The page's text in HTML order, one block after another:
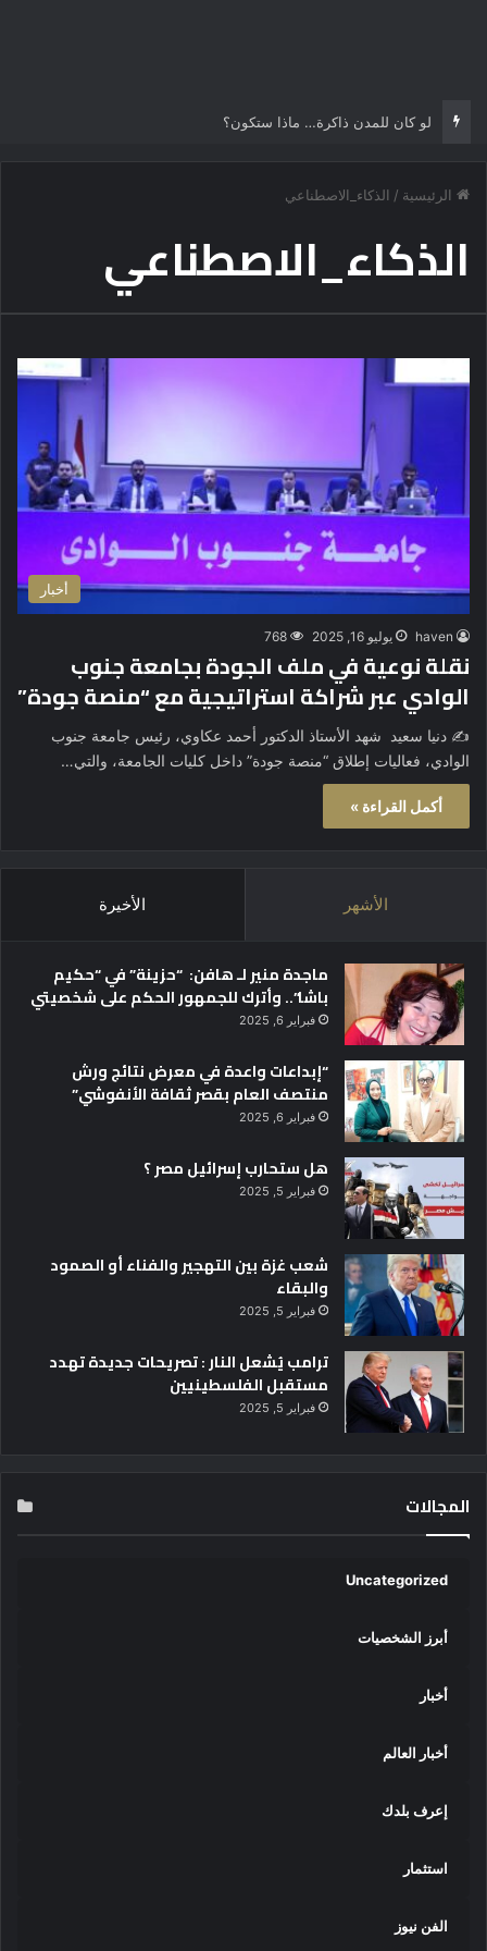
لو كان للمدن ذاكرة… ماذا ستكون؟
الرئيسية / الذكاء_الاصطناعي
الذكاء_الاصطناعي
أخبار
haven يوليو 16, 2025 768
نقلة نوعية في ملف الجودة بجامعة جنوب
الوادي عبر شراكة استراتيجية مع “منصة جودة”
✍️ دنيا سعيد شهد الأستاذ الدكتور أحمد عكاوي، رئيس جامعة جنوب
الوادي، فعاليات إطلاق “منصة جودة” داخل كليات الجامعة، والتي…
أكمل القراءة »
الأشهر الأخيرة
ماجدة منير لـ هافن: “حزينة” في “حكيم
باشا”.. وأترك للجمهور الحكم على شخصيتي
فبراير 6, 2025
“إبداعات واعدة في معرض نتائج ورش
منتصف العام بقصر ثقافة الأنفوشي”
فبراير 6, 2025
هل ستحارب إسرائيل مصر ؟
فبراير 5, 2025
شعب غزة بين التهجير والفناء أو الصمود
والبقاء
فبراير 5, 2025
ترامب يُشعل النار : تصريحات جديدة تهدد
مستقبل الفلسطينيين
فبراير 5, 2025
المجالات
Uncategorized
أبرز الشخصيات
أخبار
أخبار العالم
إعرف بلدك
استثمار
الفن نيوز